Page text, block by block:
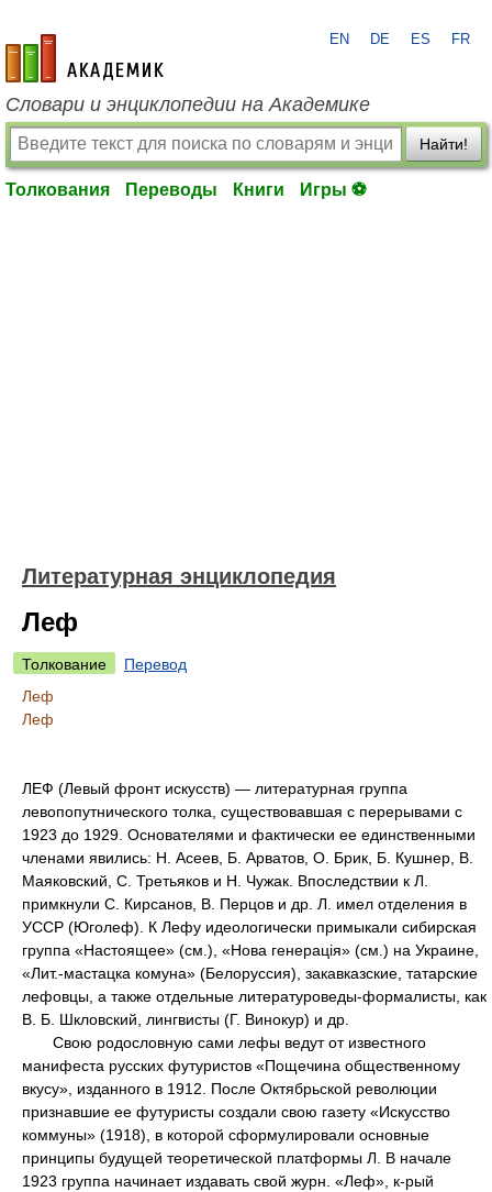
academic.ru
EN DE ES FR
Словари и энциклопедии на Академике
Найти!
Толкования Переводы Книги Игры ⚽
Литературная энциклопедия
Леф
Толкование
Перевод
Леф
Леф
ЛЕФ (Левый фронт искусств) — литературная группа
левопопутнического толка, существовавшая с перерывами с
1923 до 1929. Основателями и фактически ее единственными
членами явились: Н. Асеев, Б. Арватов, О. Брик, Б. Кушнер, В.
Маяковский, С. Третьяков и Н. Чужак. Впоследствии к Л.
примкнули С. Кирсанов, В. Перцов и др. Л. имел отделения в
УССР (Юголеф). К Лефу идеологически примыкали сибирская
группа «Настоящее» (см.), «Нова генерація» (см.) на Украине,
«Лит.-мастацка комуна» (Белоруссия), закавказские, татарские
лефовцы, а также отдельные литературоведы-формалисты, как
В. Б. Шкловский, лингвисты (Г. Винокур) и др.
Свою родословную сами лефы ведут от известного
манифеста русских футуристов «Пощечина общественному
вкусу», изданного в 1912. После Октябрьской революции
признавшие ее футуристы создали свою газету «Искусство
коммуны» (1918), в которой сформулировали основные
принципы будущей теоретической платформы Л. В начале
1923 группа начинает издавать свой журн. «Леф», к-рый